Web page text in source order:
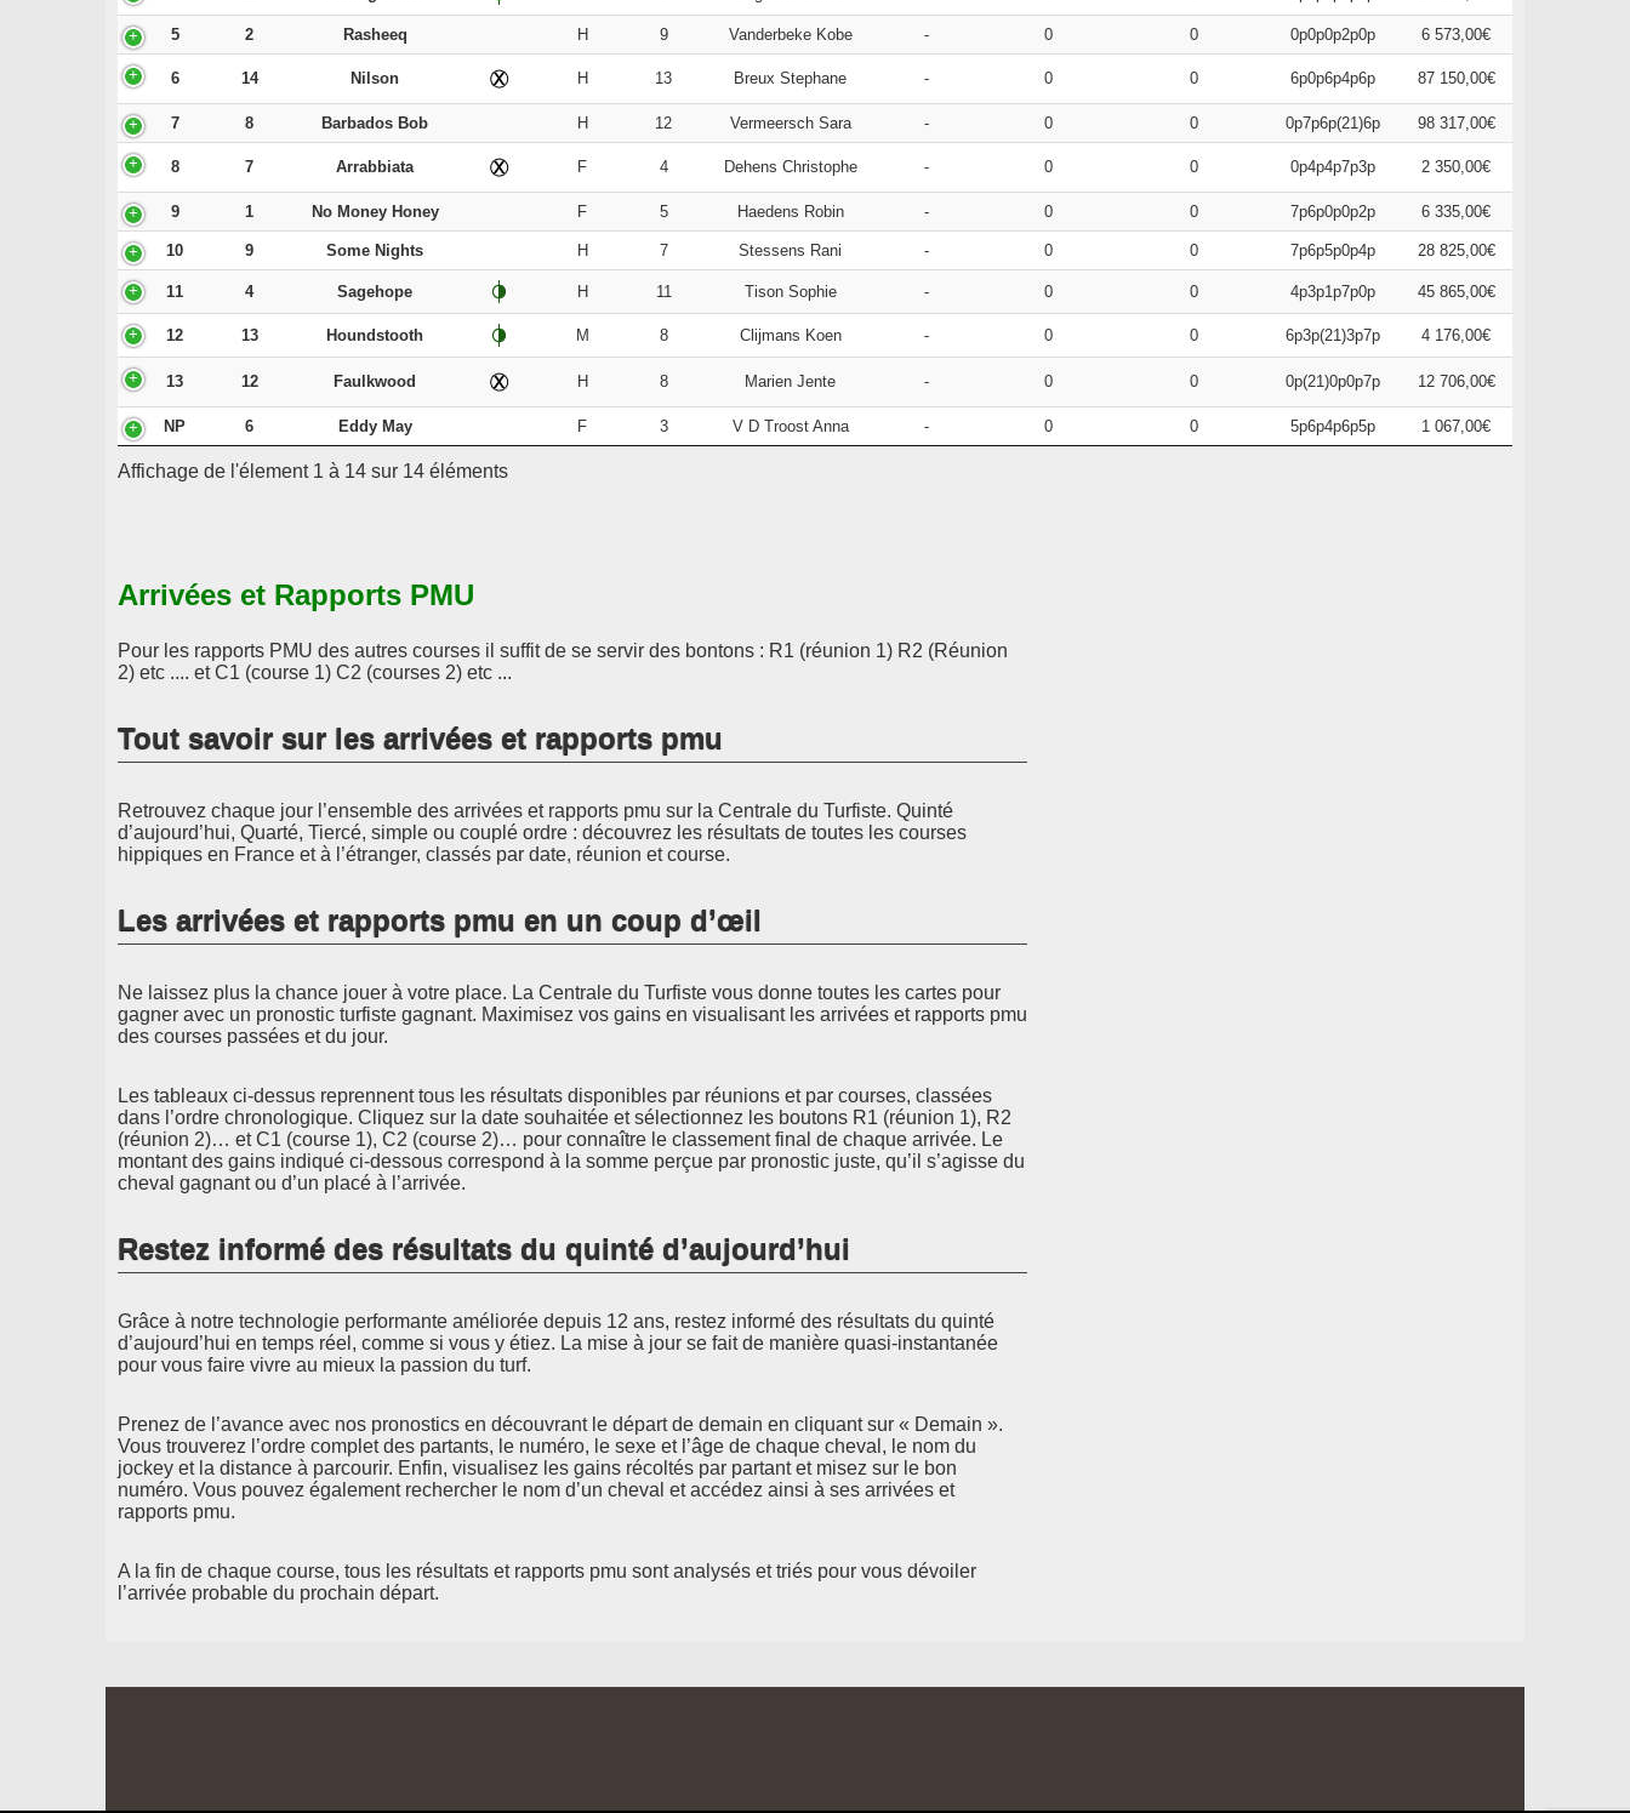
5 2 Rasheeq H 9 Vanderbeke Kobe - 0 0 0p0p0p2p0p 6 573,00€
6 14 Nilson H 13 Breux Stephane - 0 0 6p0p6p4p6p 87 150,00€
7 8 Barbados Bob H 12 Vermeersch Sara - 0 0 0p7p6p(21)6p 98 317,00€
8 7 Arrabbiata F 4 Dehens Christophe - 0 0 0p4p4p7p3p 2 350,00€
9 1 No Money Honey F 5 Haedens Robin - 0 0 7p6p0p0p2p 6 335,00€
10 9 Some Nights H 7 Stessens Rani - 0 0 7p6p5p0p4p 28 825,00€
11 4 Sagehope H 11 Tison Sophie - 0 0 4p3p1p7p0p 45 865,00€
12 13 Houndstooth M 8 Clijmans Koen - 0 0 6p3p(21)3p7p 4 176,00€
13 12 Faulkwood H 8 Marien Jente - 0 0 0p(21)0p0p7p 12 706,00€
NP 6 Eddy May F 3 V D Troost Anna - 0 0 5p6p4p6p5p 1 067,00€
Affichage de l'élement 1 à 14 sur 14 éléments
Arrivées et Rapports PMU
Pour les rapports PMU des autres courses il suffit de se servir des bontons : R1 (réunion 1) R2 (Réunion
2) etc .... et C1 (course 1) C2 (courses 2) etc ...
Tout savoir sur les arrivées et rapports pmu
Retrouvez chaque jour l’ensemble des arrivées et rapports pmu sur la Centrale du Turfiste. Quinté
d’aujourd’hui, Quarté, Tiercé, simple ou couplé ordre : découvrez les résultats de toutes les courses
hippiques en France et à l’étranger, classés par date, réunion et course.
Les arrivées et rapports pmu en un coup d’œil
Ne laissez plus la chance jouer à votre place. La Centrale du Turfiste vous donne toutes les cartes pour
gagner avec un pronostic turfiste gagnant. Maximisez vos gains en visualisant les arrivées et rapports pmu
des courses passées et du jour.
Les tableaux ci-dessus reprennent tous les résultats disponibles par réunions et par courses, classées
dans l’ordre chronologique. Cliquez sur la date souhaitée et sélectionnez les boutons R1 (réunion 1), R2
(réunion 2)… et C1 (course 1), C2 (course 2)… pour connaître le classement final de chaque arrivée. Le
montant des gains indiqué ci-dessous correspond à la somme perçue par pronostic juste, qu’il s’agisse du
cheval gagnant ou d’un placé à l’arrivée.
Restez informé des résultats du quinté d’aujourd’hui
Grâce à notre technologie performante améliorée depuis 12 ans, restez informé des résultats du quinté
d’aujourd’hui en temps réel, comme si vous y étiez. La mise à jour se fait de manière quasi-instantanée
pour vous faire vivre au mieux la passion du turf.
Prenez de l’avance avec nos pronostics en découvrant le départ de demain en cliquant sur « Demain ».
Vous trouverez l’ordre complet des partants, le numéro, le sexe et l’âge de chaque cheval, le nom du
jockey et la distance à parcourir. Enfin, visualisez les gains récoltés par partant et misez sur le bon
numéro. Vous pouvez également rechercher le nom d’un cheval et accédez ainsi à ses arrivées et
rapports pmu.
A la fin de chaque course, tous les résultats et rapports pmu sont analysés et triés pour vous dévoiler
l’arrivée probable du prochain départ.